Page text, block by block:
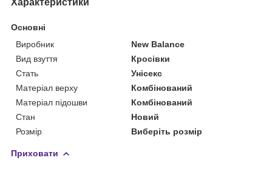
Основні
Виробник
New Balance
Вид взуття
Кросівки
Стать
Унісекс
Матеріал верху
Комбінований
Матеріал підошви
Комбінований
Стан
Новий
Розмір
Виберіть розмір
Приховати